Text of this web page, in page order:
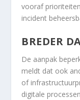
vooraf
incident
BREDER
De aanpak
meldt dat ook
of
digitale